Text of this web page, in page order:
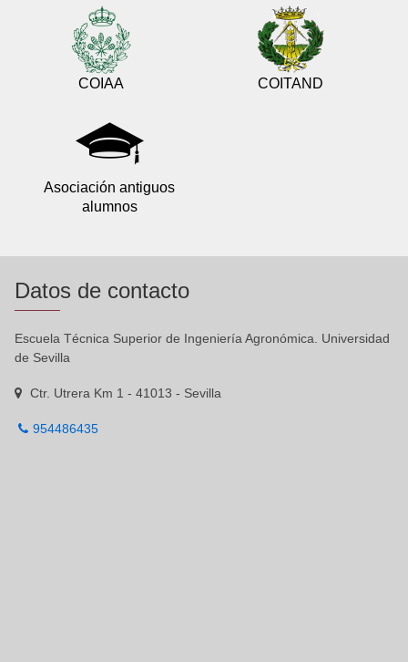
COIAA COITAND
Asociación antiguos
alumnos
Datos de contacto
Escuela Técnica Superior de Ingeniería Agronómica. Universidad
de Sevilla
Ctr. Utrera Km 1 - 41013 - Sevilla
954486435